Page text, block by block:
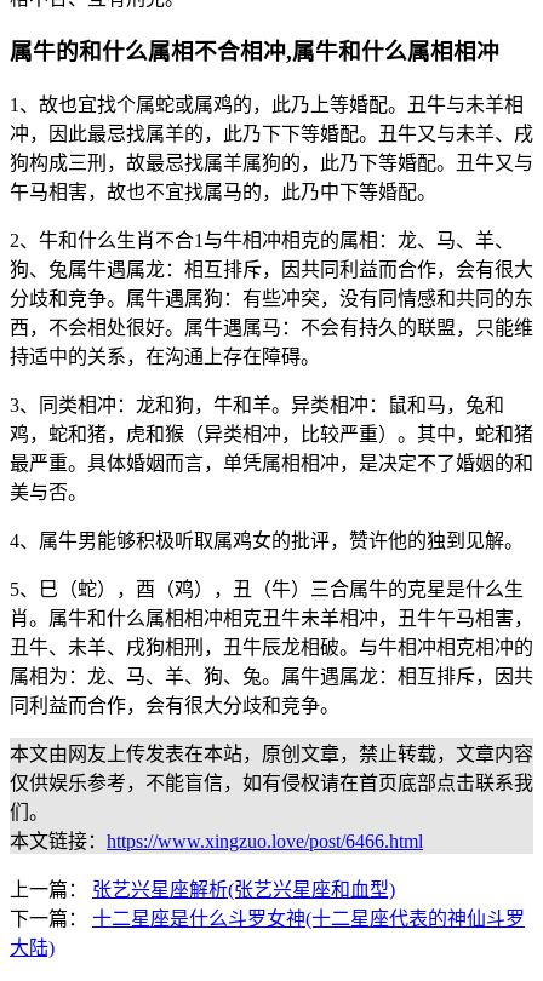
属牛的和什么属相不合相冲,属牛和什么属相相冲
1、故也宜找个属蛇或属鸡的，此乃上等婚配。丑牛与未羊相
冲，因此最忌找属羊的，此乃下下等婚配。丑牛又与未羊、戌
狗构成三刑，故最忌找属羊属狗的，此乃下等婚配。丑牛又与
午马相害，故也不宜找属马的，此乃中下等婚配。
2、牛和什么生肖不合1与牛相冲相克的属相：龙、马、羊、
狗、兔属牛遇属龙：相互排斥，因共同利益而合作，会有很大
分歧和竞争。属牛遇属狗：有些冲突，没有同情感和共同的东
西，不会相处很好。属牛遇属马：不会有持久的联盟，只能维
持适中的关系，在沟通上存在障碍。
3、同类相冲：龙和狗，牛和羊。异类相冲：鼠和马，兔和
鸡，蛇和猪，虎和猴（异类相冲，比较严重）。其中，蛇和猪
最严重。具体婚姻而言，单凭属相相冲，是决定不了婚姻的和
美与否。
4、属牛男能够积极听取属鸡女的批评，赞许他的独到见解。
5、巳（蛇），酉（鸡），丑（牛）三合属牛的克星是什么生
肖。属牛和什么属相相冲相克丑牛未羊相冲，丑牛午马相害，
丑牛、未羊、戌狗相刑，丑牛辰龙相破。与牛相冲相克相冲的
属相为：龙、马、羊、狗、兔。属牛遇属龙：相互排斥，因共
同利益而合作，会有很大分歧和竞争。
本文由网友上传发表在本站，原创文章，禁止转载，文章内容
仅供娱乐参考，不能盲信，如有侵权请在首页底部点击联系我
们。
本文链接： https://www.xingzuo.love/post/6466.html
上一篇： 张艺兴星座解析(张艺兴星座和血型)
下一篇： 十二星座是什么斗罗女神(十二星座代表的神仙斗罗
大陆)